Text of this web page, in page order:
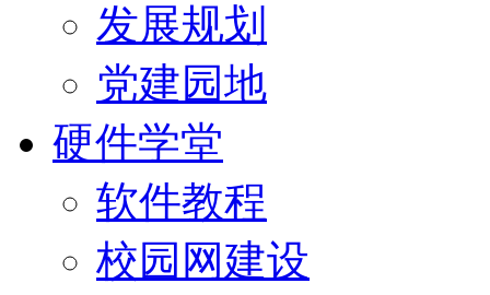
发展规划
党建园地
硬件学堂
软件教程
校园网建设